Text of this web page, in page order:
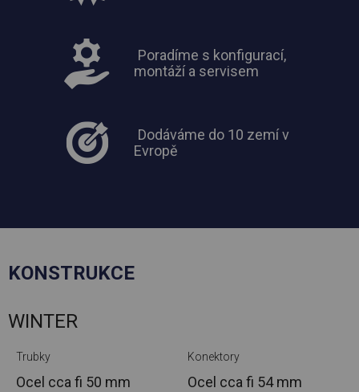
Poradíme s konfigurací,
montáží a servisem
Dodáváme do 10 zemí v
Evropě
KONSTRUKCE
WINTER
Trubky
Ocel ccafi 50 mm
Konektory
Ocel ccafi 54 mm